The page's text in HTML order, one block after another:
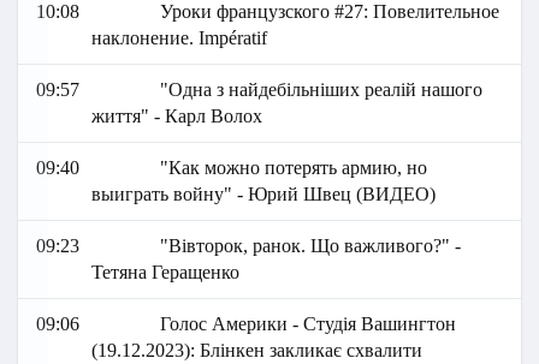
10:08
Уроки французского #27: Повелительное
наклонение. Impératif
09:57
"Одна з найдебільніших реалій нашого
життя" - Карл Волох
09:40
"Как можно потерять армию, но
выиграть войну" - Юрий Швец (ВИДЕО)
09:23
"Вівторок, ранок. Що важливого?" -
Тетяна Геращенко
09:06
Голос Америки - Студія Вашингтон
(19.12.2023): Блінкен закликає схвалити